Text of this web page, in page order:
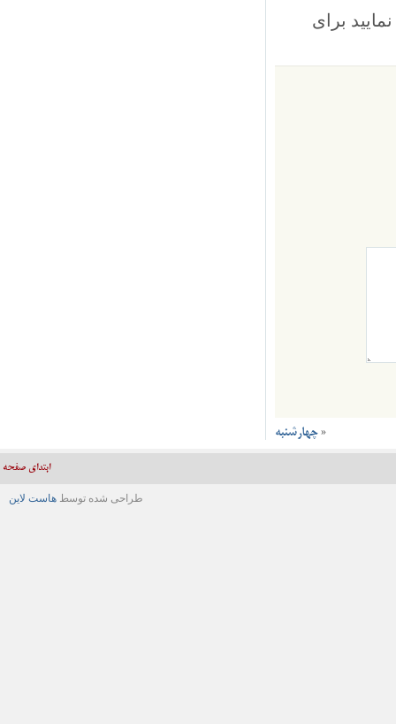
برای
چهارشنبه
ابتدای صفحه
طراحی شده توسطهاست لاین